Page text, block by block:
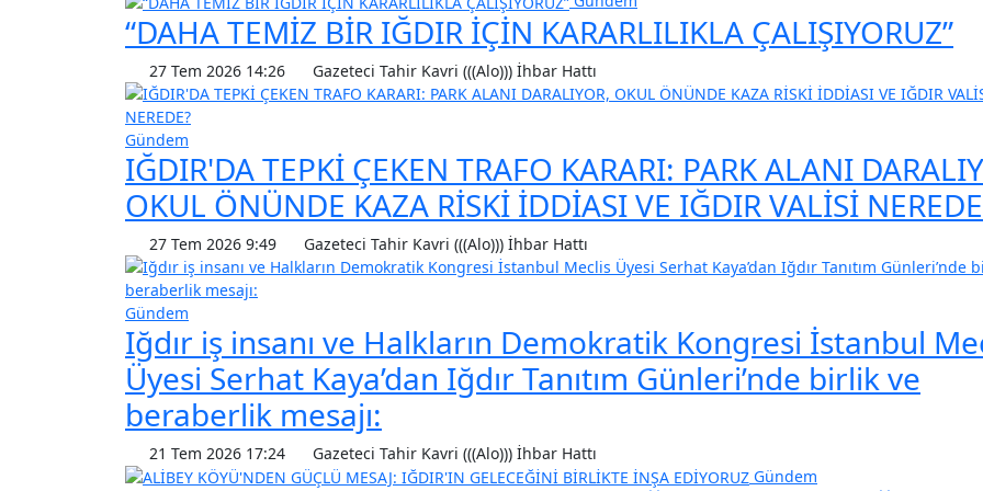
“DAHA TEMİZ BİR IĞDIR İÇİN KARARLILIKLA ÇALIŞIYORUZ”
27 Tem 2026 14:26 Gazeteci Tahir Kavri (((Alo))) İhbar Hattı
Gündem
IĞDIR'DA TEPKİ ÇEKEN TRAFO KARARI: PARK ALANI
OKUL ÖNÜNDE KAZA RİSKİ İDDİASI VE IĞDIR VALİSİ
27 Tem 2026 9:49 Gazeteci Tahir Kavri (((Alo))) İhbar Hattı
Gündem
Iğdır iş insanı ve Halkların Demokratik Kongresi İstanbul
Üyesi Serhat Kaya’dan Iğdır Tanıtım Günleri’nde birlik ve
beraberlik mesajı:
21 Tem 2026 17:24
Gazeteci Tahir Kavri (((Alo))) İhbar Hattı
Gündem